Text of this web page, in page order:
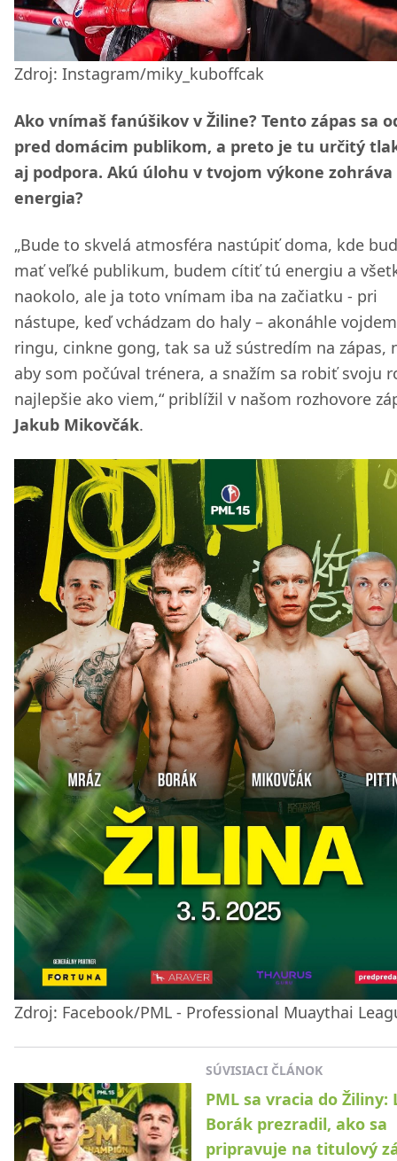
Zdroj: Instagram/miky_kuboffcak
Ako vnímaš fanúšikov v Žiline? Tento zápas sa
pred domácim publikom, a preto je tu určitý
aj podpora. Akú úlohu v tvojom výkone zohráva
energia?
„Bude to skvelá atmosféra nastúpiť doma, kde
mať veľké publikum, budem cítiť tú energiu a
naokolo, ale ja toto vnímam iba na začiatku - pri
nástupe, keď vchádzam do haly – akonáhle
ringu, cinkne gong, tak sa už sústredím na zápas,
aby som počúval trénera, a snažím sa robiť svoju
najlepšie ako viem,“ priblížil v našom rozhovore
Jakub Mikovčák.
Zdroj: Facebook/PML - Professional Muaythai
SÚVISIACI ČLÁNOK
PML sa vracia do Žiliny:
Borák prezradil, ako sa
pripravuje na titulový